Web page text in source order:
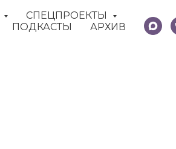
СПЕЦПРОЕКТЫ
ПОДКАСТЫ АРХИВ